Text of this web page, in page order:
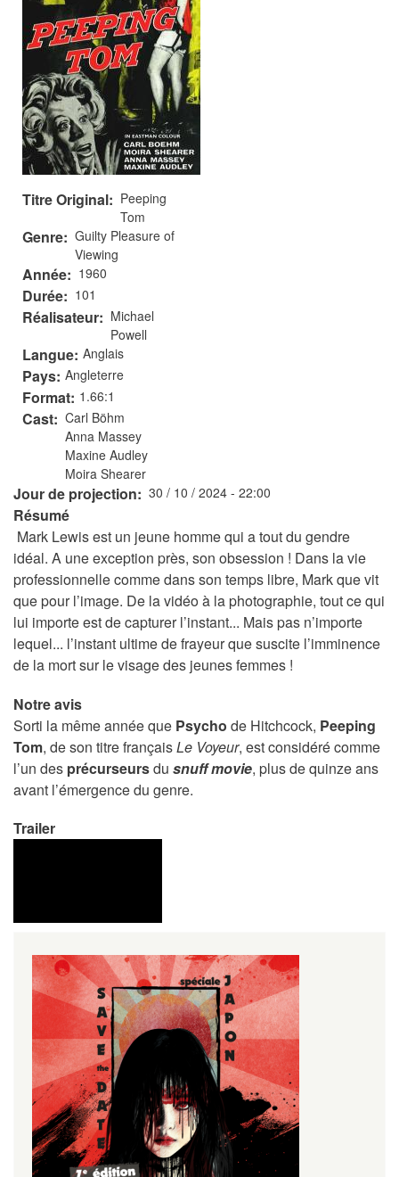
Titre Original
Peeping
Tom
Genre
Guilty Pleasure of
Viewing
Année 1960
Durée 101
Réalisateur
Michael
Powell
Langue Anglais
Pays Angleterre
Format 1.66:1
Cast
Carl Böhm
Anna Massey
Maxine Audley
Moira Shearer
Jour de projection 30 / 10 / 2024 - 22:00
Résumé
Mark Lewis est un jeune homme qui a tout du gendre
idéal. A une exception près, son obsession ! Dans la vie
professionnelle comme dans son temps libre, Mark que vit
que pour l’image. De la vidéo à la photographie, tout ce qui
lui importe est de capturer l’instant... Mais pas n’importe
lequel... l’instant ultime de frayeur que suscite l’imminence
de la mort sur le visage des jeunes femmes !
Notre avis
Sorti la même année que Psycho de Hitchcock, Peeping
Tom, de son titre françaisLe Voyeur, est considéré comme
l’un des précurseursdu snuff movie, plus de quinze ans
avant l’émergence du genre.
Trailer